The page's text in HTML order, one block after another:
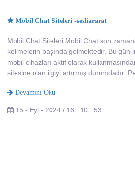
Mobil Chat Siteleri -sesliararat
Mobil Chat Siteleri Mobil Chat son
kelimelerin başında gelmektedir. Bu gün
mobil cihazları aktif olarak
sitesine olan ilgiyi artırmış durumdadır.
Devamını Oku
15 - Eyl - 2024 / 16 : 10 : 53